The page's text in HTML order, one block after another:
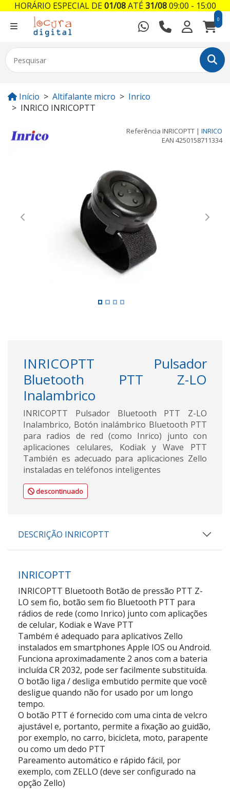
0
Início Altifalante micro
Inrico
INRICO INRICOPTT
Referência INRICOPTT | INRICO
EAN 4250158711334
Previous Next
INRICOPTT Pulsador
Bluetooth PTT Z-LO
Inalambrico
INRICOPTT Pulsador Bluetooth PTT Z-LO
Inalambrico, Botón inalámbrico Bluetooth PTT
para radios de red (como Inrico) junto con
aplicaciones celulares, Kodiak y Wave PTT
También es adecuado para aplicaciones Zello
instaladas en teléfonos inteligentes
descontinuado
DESCRIÇÃO INRICOPTT
INRICOPTT
INRICOPTT Bluetooth Botão de pressão PTT Z-
LO sem fio, botão sem fio Bluetooth PTT para
rádios de rede (como Inrico) junto com aplicações
de celular, Kodiak e Wave PTT
Também é adequado para aplicativos Zello
instalados em smartphones Apple IOS ou Android.
Funciona aproximadamente 2 anos com a bateria
incluída CR 2032, pode ser facilmente substituída.
O botão liga / desliga embutido permite que você
desligue quando não for usado por um longo
tempo.
O botão PTT é fornecido com uma cinta de velcro
ajustável e, portanto, permite a fixação ao guidão,
por exemplo, no carro, bicicleta, moto, parapente
ou como um dedo PTT
Pareamento automático e rápido fácil, por
exemplo, com ZELLO (deve ser configurado na
opção Zello)
HORÁRIO ESPECIAL DE01/08ATÉ31/0809:00 - 15:00